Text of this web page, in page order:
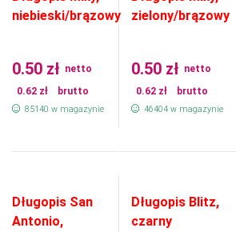
niebieski/brązowy
0.50 zł netto
0.62 zł brutto
85140 w magazynie
zielony/brązowy
0.50 zł netto
0.62 zł brutto
46404 w magazynie
Długopis San
Antonio,
Długopis Blitz,
czarny